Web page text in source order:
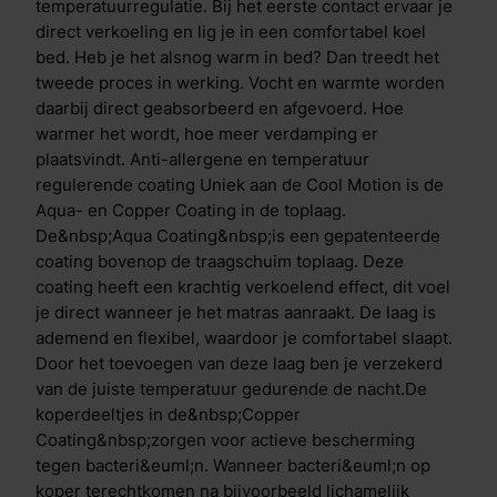
Deze ionen worden opgenomen in de bacteri&euml;n
waardoor ze worden vernietigd. Zo blijft het matras
dankzij deze gepatenteerde technologie altijd fris.
Verschil Cool Motion 3 & Cool Motion 4 De Cool
Motion 3 en Cool Motion 4 matrassen hebben
dezelfde opbouw, de matrassen verschillen enkel in
de Clima Support laag en de traagschuim toplaag. De
Cool Motion 3 heeft een zachte tussen- en toplaag,
terwijl de Cool Motion 4 een stevige tussen- en
toplaag heeft.
temperatuurregulatie. Bij het eerste contact ervaar je
direct verkoeling en lig je in een comfortabel koel
bed. Heb je het alsnog warm in bed? Dan treedt het
tweede proces in werking. Vocht en warmte worden
daarbij direct geabsorbeerd en afgevoerd. Hoe
warmer het wordt, hoe meer verdamping er
plaatsvindt. Anti-allergene en temperatuur
regulerende coating Uniek aan de Cool Motion is de
Aqua- en Copper Coating in de toplaag.
De&nbsp;Aqua Coating&nbsp;is een gepatenteerde
coating bovenop de traagschuim toplaag. Deze
coating heeft een krachtig verkoelend effect, dit voel
je direct wanneer je het matras aanraakt. De laag is
ademend en flexibel, waardoor je comfortabel slaapt.
Door het toevoegen van deze laag ben je verzekerd
van de juiste temperatuur gedurende de nacht.De
koperdeeltjes in de&nbsp;Copper
Coating&nbsp;zorgen voor actieve bescherming
tegen bacteri&euml;n. Wanneer bacteri&euml;n op
koper terechtkomen na bijvoorbeeld lichamelijk